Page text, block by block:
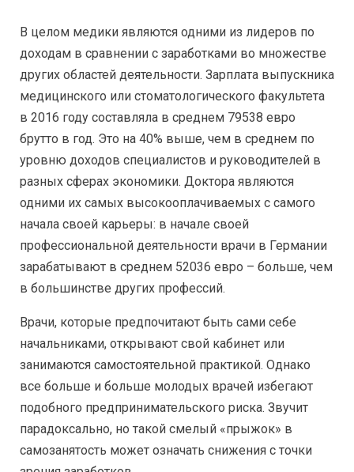
В целом медики являются одними из лидеров по
доходам в сравнении с заработками во множестве
других областей деятельности. Зарплата выпускника
медицинского или стоматологического факультета
в 2016 году составляла в среднем 79538 евро
брутто в год. Это на 40% выше, чем в среднем по
уровню доходов специалистов и руководителей в
разных сферах экономики. Доктора являются
одними их самых высокооплачиваемых с самого
начала своей карьеры: в начале своей
профессиональной деятельности врачи в Германии
зарабатывают в среднем 52036 евро – больше, чем
в большинстве других профессий.
Врачи, которые предпочитают быть сами себе
начальниками, открывают свой кабинет или
занимаются самостоятельной практикой. Однако
все больше и больше молодых врачей избегают
подобного предпринимательского риска. Звучит
парадоксально, но такой смелый «прыжок» в
самозанятость может означать снижения с точки